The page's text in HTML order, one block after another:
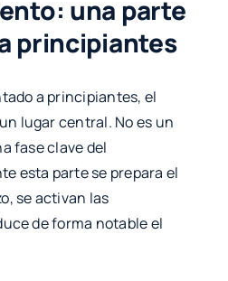
una parte
principiantes
a principiantes, el
lugar central. No es un
fase clave del
esta parte se prepara el
se activan las
de forma notable el